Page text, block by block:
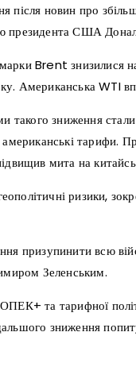
після новин про
президента США
Brent знизилися
Американська WTI
такого зниження
американські
мита на
ризики,
призупинити всю
Зеленським.
та тарифної
зниження